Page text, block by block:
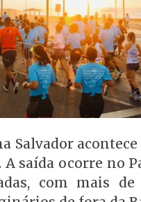
Salvador
A saída ocorre no
com mais